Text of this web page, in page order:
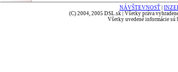
NÁVŠTEVNOSŤ
(C) 2004, 2005 DSL.sk | Všetky práva
Všetky uvedené informácie sú